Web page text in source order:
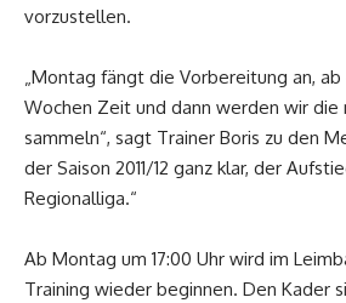
vorzustellen.
„Montag fängt die Vorbereitung an, ab
Wochen Zeit und dann werden wir die
sammeln“, sagt Trainer Boris zu den
der Saison 2011/12 ganz klar, der
Regionalliga.“
Ab Montag um 17:00 Uhr wird im
Training wieder beginnen. Den Kader